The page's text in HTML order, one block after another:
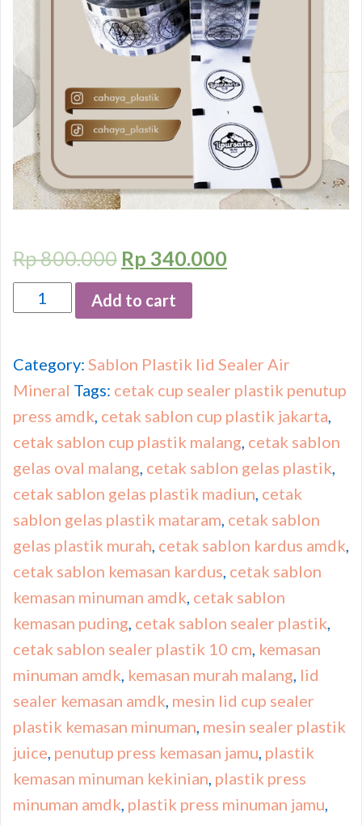
Rp800.000 Rp 340.000
Quantity Add to cart
Category: Sablon Plastik lid Sealer Air
Mineral Tags: cetak cup sealer plastik penutup
press amdk cetak sablon cup plastik jakarta
cetak sablon cup plastik malang cetak sablon
gelas oval malang cetak sablon gelas plastik
cetak sablon gelas plastik madiun cetak
sablon gelas plastik mataram cetak sablon
gelas plastik murah cetak sablon kardus amdk
cetak sablon kemasan kardus cetak sablon
kemasan minuman amdk cetak sablon
kemasan puding cetak sablon sealer plastik
cetak sablon sealer plastik 10 cm kemasan
minuman amdk kemasan murah malang lid
sealer kemasan amdk mesin lid cup sealer
plastik kemasan minuman mesin sealer plastik
juice penutup press kemasan jamu plastik
kemasan minuman kekinian plastik press
minuman amdk plastik press minuman jamu